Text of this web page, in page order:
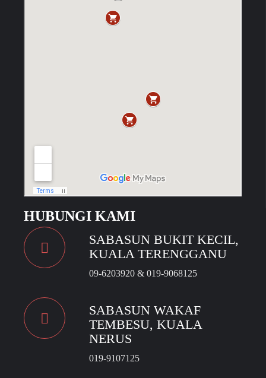
HUBUNGI KAMI
SABASUN BUKIT KECIL,
KUALA TERENGGANU
09-6203920 & 019-9068125
SABASUN WAKAF
TEMBESU, KUALA
NERUS
019-9107125